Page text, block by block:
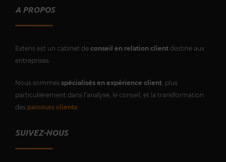
A PROPOS
Extens est un cabinet de conseil en relation client destiné aux
entreprises.
Nous sommes spécialisés en expérience client, plus
particulièrement dans l’analyse, le conseil, et la transformation
des parcours clients.
SUIVEZ-NOUS